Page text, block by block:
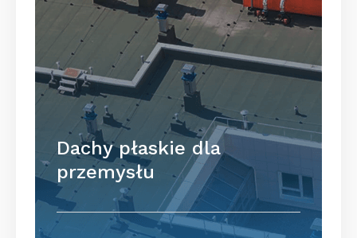
Dachy płaskie dla
przemysłu